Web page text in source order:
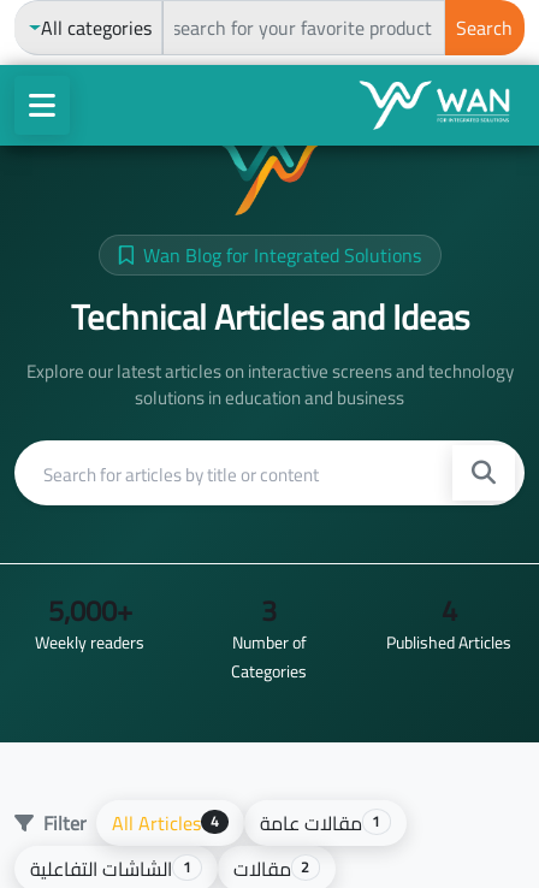
All categories Search
Home Blog
Wan Blog for Integrated Solutions
Technical Articles and Ideas
Explore our latest articles on interactive screens and technology
solutions in education and business
5,000+
Weekly readers
3
Number of
Categories
4
Published Articles
Filter All Articles 4 مقالات عامة 1
الشاشات التفاعلية 1 مقالات 2